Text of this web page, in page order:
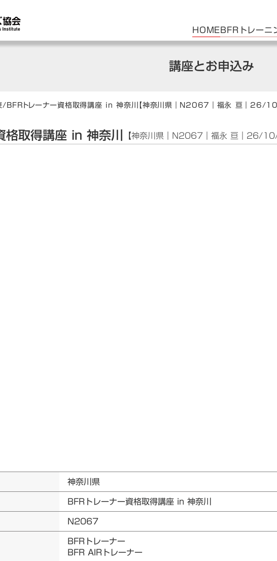
講座とお申込み
/BFRトレーナー資格取得講座 in 神奈川【神奈川県｜N2067｜福永 亘｜26/
取得講座 in 神奈川 【神奈川県｜N2067｜福永 亘｜26/
神奈川県
BFRトレーナー資格取得講座 in 神奈川
N2067
BFRトレーナー
BFR AIRトレーナー
HOMEBFRトレーニ